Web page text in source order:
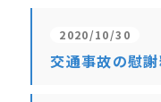
2020/10/30
交通事故の慰